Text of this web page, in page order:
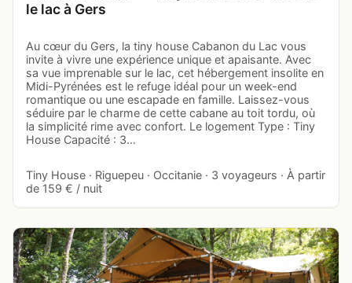
le lac à Gers
Au cœur du Gers, la tiny house Cabanon du Lac vous
invite à vivre une expérience unique et apaisante. Avec
sa vue imprenable sur le lac, cet hébergement insolite en
Midi-Pyrénées est le refuge idéal pour un week-end
romantique ou une escapade en famille. Laissez-vous
séduire par le charme de cette cabane au toit tordu, où
la simplicité rime avec confort. Le logement Type : Tiny
House Capacité : 3…
Tiny House · Riguepeu · Occitanie · 3 voyageurs · À partir
de 159 € / nuit